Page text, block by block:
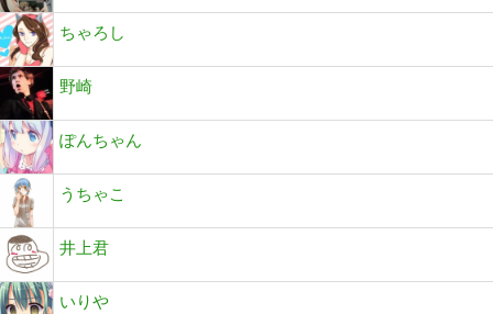
ちゃろし
野崎
ぽんちゃん
うちゃこ
井上君
いりや